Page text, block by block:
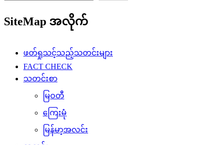
SiteMap အလိုက်
ဖတ်ရှုသင့်သည့်သတင်းများ
FACT CHECK
သတင်းစာ
မြဝတီ
ကြေးမုံ
မြန်မာ့အလင်း